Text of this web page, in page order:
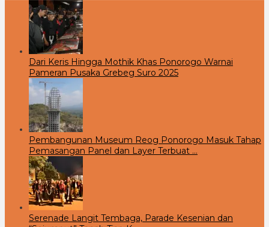
Dari Keris Hingga Mothik Khas Ponorogo Warnai
Pameran Pusaka Grebeg Suro 2025
Pembangunan Museum Reog Ponorogo Masuk Tahap
Pemasangan Panel dan Layer Terbuat …
Serenade Langit Tembaga, Parade Kesenian dan